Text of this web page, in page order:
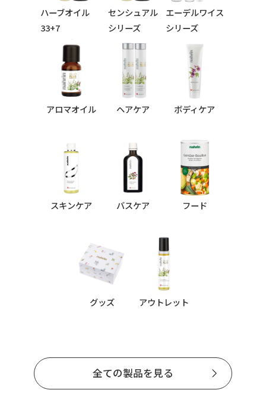
ハーブオイル
33+7
シリーズ
センシュアル
シリーズ
エーデルワイス
シリーズ
アロマオイル ヘアケア ボディケア
スキンケア バスケア フード
グッズ アウトレット
全ての製品を見る